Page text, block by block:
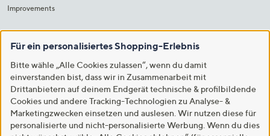
Improvements
Für ein personalisiertes Shopping-Erlebnis
Bitte wähle „Alle Cookies zulassen“, wenn du damit
einverstanden bist, dass wir in Zusammenarbeit mit
Drittanbietern auf deinem Endgerät technische & profilbildende
Cookies und andere Tracking-Technologien zu Analyse- &
Marketingzwecken einsetzen und auslesen. Wir nutzen diese für
personalisierte und nicht-personalisierte Werbung. Wenn du dies